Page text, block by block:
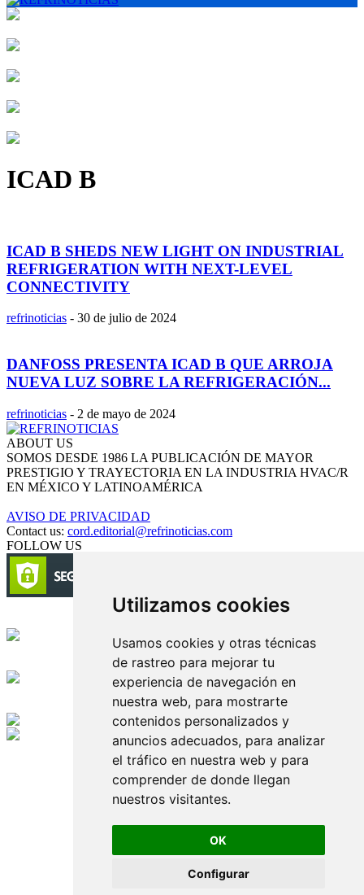
Utilizamos cookies
Usamos cookies y otras técnicas
de rastreo para mejorar tu
experiencia de navegación en
nuestra web, para mostrarte
contenidos personalizados y
anuncios adecuados, para analizar
el tráfico en nuestra web y para
comprender de donde llegan
nuestros visitantes.
OK
Configurar
ICAD B
ICAD B SHEDS NEW LIGHT ON INDUSTRIAL
REFRIGERATION WITH NEXT-LEVEL
CONNECTIVITY
refrinoticias - 30 de julio de 2024
DANFOSS PRESENTA ICAD B QUE ARROJA
NUEVA LUZ SOBRE LA REFRIGERACIÓN...
refrinoticias - 2 de mayo de 2024
ABOUT US
SOMOS DESDE 1986 LA PUBLICACIÓN DE MAYOR
PRESTIGIO Y TRAYECTORIA EN LA INDUSTRIA HVAC/R
EN MÉXICO Y LATINOAMÉRICA
AVISO DE PRIVACIDAD
Contact us: cord.editorial@refrinoticias.com
FOLLOW US
Edición digital con tecnología
Playa Revolcadero 222 Col. Reforma Iztaccihuatl Norte C.P. 08810
CIUDAD DE MEXICO
Conmutador CIUDAD DE MEXICO (+52) 555 740 4476, 555 740
© 2000-2026 BURO DE MERCADOTECNIA DEL CENTRO,
S.A. Todos los derechos reservados
Todos los nombres, marcas, logotipos, productos e imagenes
mencionados son propiedad de sus respectivos dueños
Prohibida la reproducción total o parcial de los contenidos aqui
publicados incluyendo cualquier medio electrónico o magnético